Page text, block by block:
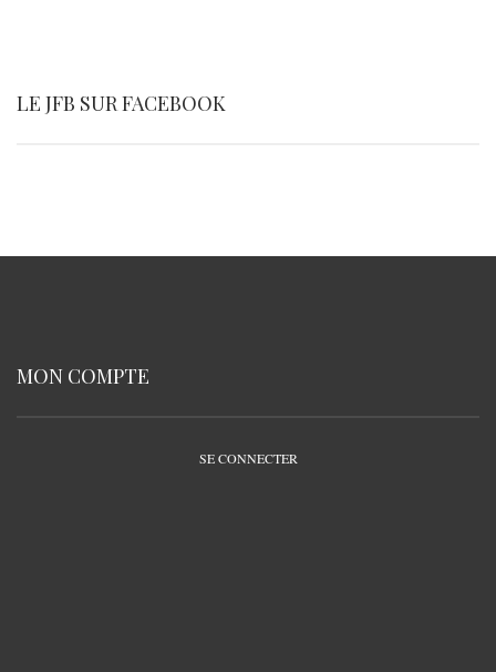
LE JFB SUR FACEBOOK
MON COMPTE
SE CONNECTER